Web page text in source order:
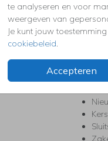
te analyseren en voor
weergeven van
Je kunt jouw
cookiebeleid
Accepteren
KERST